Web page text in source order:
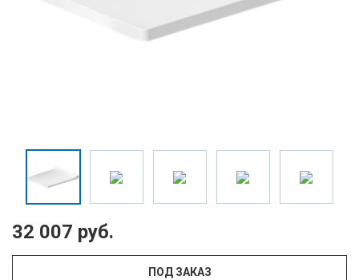
32 007 руб.
ПОД ЗАКАЗ